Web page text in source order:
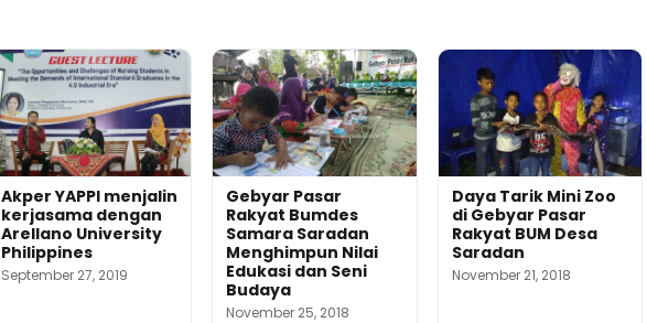
Akper YAPPI menjalin
kerjasama dengan
Arellano University
Philippines
September 27, 2019
Gebyar Pasar
Rakyat Bumdes
Samara Saradan
Menghimpun Nilai
Edukasi dan Seni
Budaya
November 25, 2018
Daya Tarik Mini Zoo
di Gebyar Pasar
Rakyat BUM Desa
Saradan
November 21, 2018